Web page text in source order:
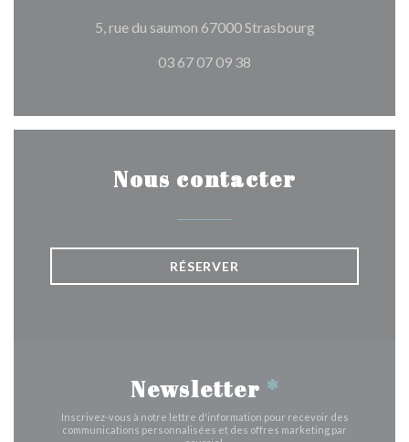
5, rue du saumon 67000 Strasbourg((ouvre une
03 67 07 09 38
Nous contacter
RÉSERVER
Newsletter *
Inscrivez-vous à notre lettre d'information pour recevoir des
communications personnalisées et des offres marketing par